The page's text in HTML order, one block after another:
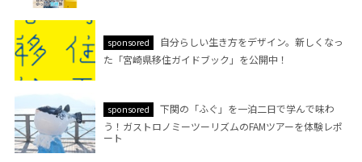
sponsored
自分らしい生き方をデザイン。新しくなっ
た「宮崎県移住ガイドブック」を公開中！
sponsored
下関の「ふぐ」を一泊二日で学んで味わ
う！ガストロノミーツーリズムのFAMツアーを体験レポ
ート